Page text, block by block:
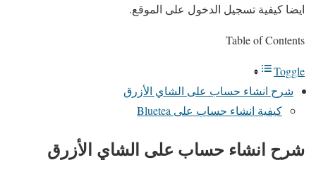
ايضا كيفية تسجيل الدخول على الموقع.
Table of Contents
Toggle
شرح انشاء حساب على الشاي الأزرق
كيفية انشاء حساب على Bluetea
شرح انشاء حساب على الشاي الأزرق